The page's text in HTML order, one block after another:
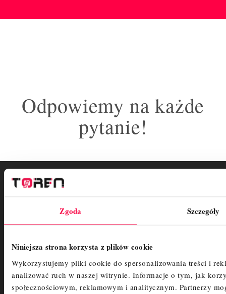
Zgoda Szczegóły
Niniejsza strona korzysta z plików cookie
Wykorzystujemy pliki cookie do spersonalizowania treści i
analizować ruch w naszej witrynie. Informacje o tym, jak
społecznościowym, reklamowym i analitycznym. Partnerzy
Odpowiemy na każde
pytanie!
ADRES
Toren
Sierakowskiego 22
667-060-198